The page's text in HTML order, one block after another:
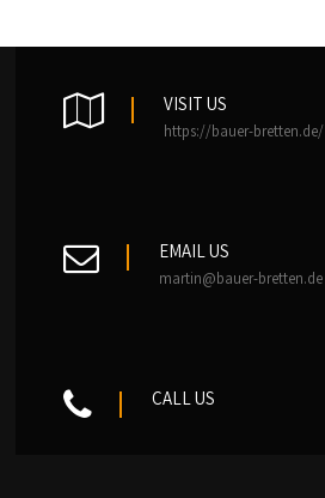
VISIT US
https://bauer-bretten.de/
EMAIL US
martin@bauer-bretten.de
CALL US